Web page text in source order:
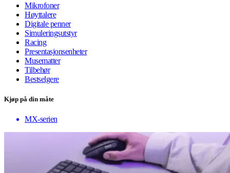
Mikrofoner
Høyttalere
Digitale penner
Simuleringsutstyr
Racing
Presentasjonsenheter
Musematter
Tilbehør
Bestselgere
Kjøp på din måte
MX-serien